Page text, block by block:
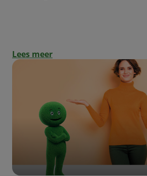
Lees meer